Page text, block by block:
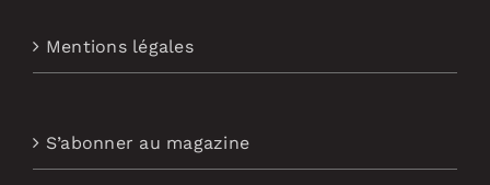
Mentions légales
S’abonner au magazine